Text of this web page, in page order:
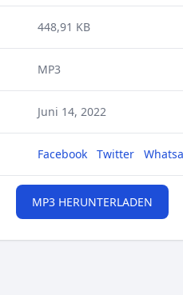
448,91 KB
MP3
Juni 14, 2022
Facebook Twitter
MP3 HERUNTERLADEN